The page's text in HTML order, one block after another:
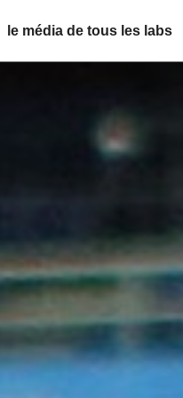
le média de tous les labs